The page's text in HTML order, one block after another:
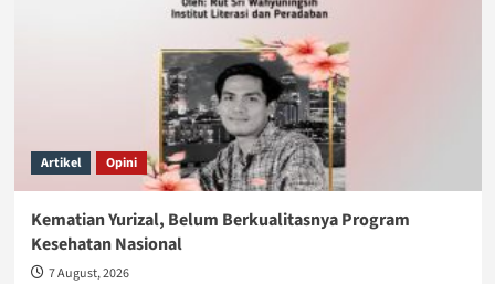
Artikel Opini
Kematian Yurizal, Belum Berkualitasnya Program
Kesehatan Nasional
7 August, 2026